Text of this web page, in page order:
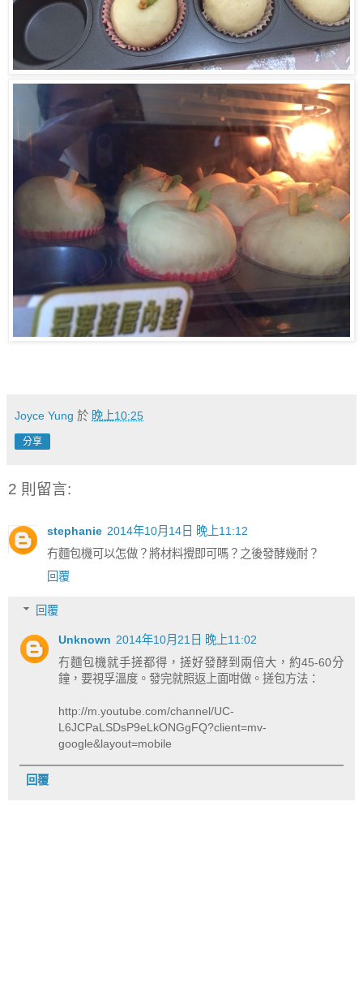
Joyce Yung 於 晚上10:25
分享
2 則留言:
stephanie 2014年10月14日 晚上11:12
冇麵包機可以怎做？將材料攪即可嗎？之後發酵幾耐？
回覆
回覆
Unknown 2014年10月21日 晚上11:02
冇麵包機就手搓都得，搓好發酵到兩倍大，約45-60分
鐘，要視孚溫度。發完就照返上面咁做。搓包方法：
http://m.youtube.com/channel/UC-
L6JCPaLSDsP9eLkONGgFQ?client=mv-
google&layout=mobile
回覆